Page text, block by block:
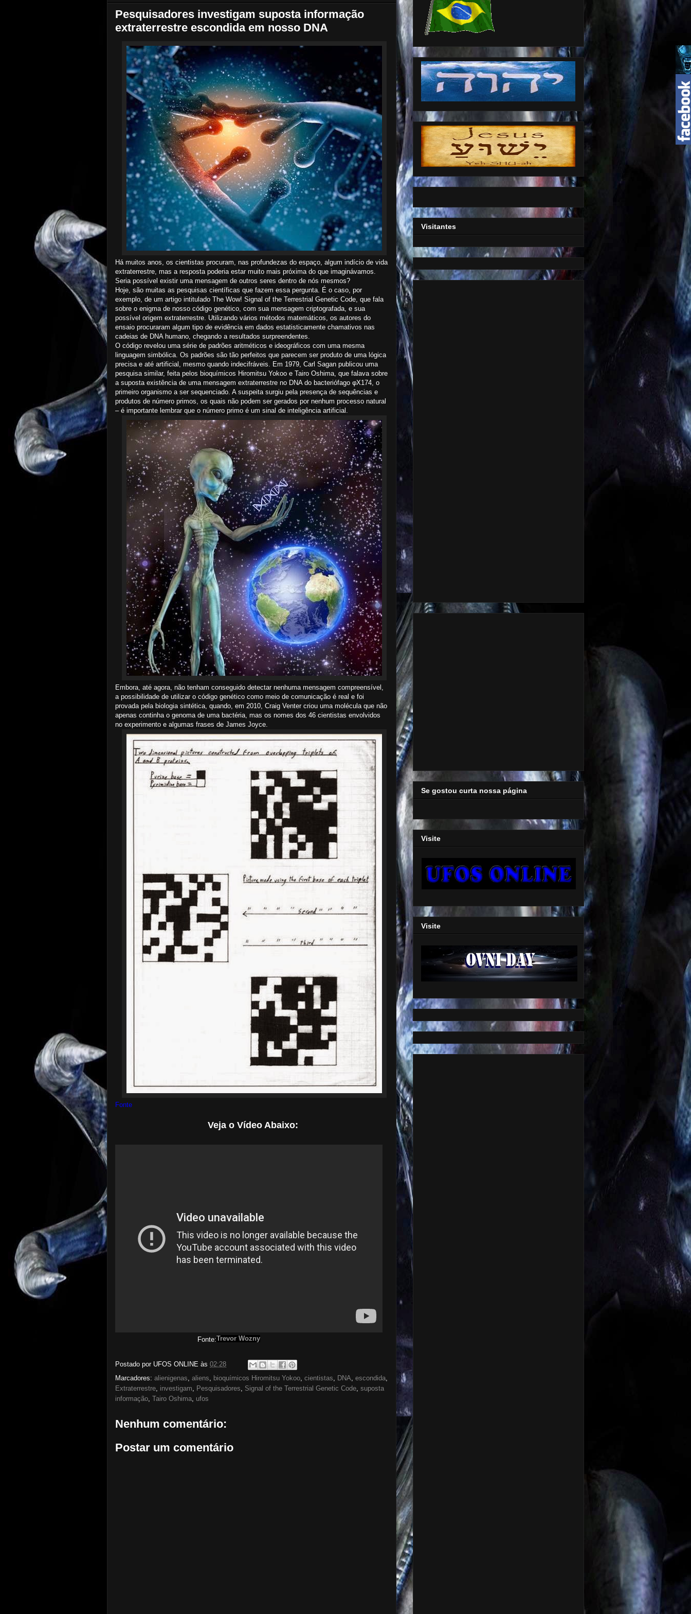
Pesquisadores investigam suposta informação
extraterrestre escondida em nosso DNA
Há muitos anos, os cientistas procuram, nas profundezas do espaço, algum indício de vida
extraterrestre, mas a resposta poderia estar muito mais próxima do que imaginávamos.
Seria possível existir uma mensagem de outros seres dentro de nós mesmos?
Hoje, são muitas as pesquisas científicas que fazem essa pergunta. É o caso, por
exemplo, de um artigo intitulado The Wow! Signal of the Terrestrial Genetic Code, que fala
sobre o enigma de nosso código genético, com sua mensagem criptografada, e sua
possível origem extraterrestre. Utilizando vários métodos matemáticos, os autores do
ensaio procuraram algum tipo de evidência em dados estatisticamente chamativos nas
cadeias de DNA humano, chegando a resultados surpreendentes.
O código revelou uma série de padrões aritméticos e ideográficos com uma mesma
linguagem simbólica. Os padrões são tão perfeitos que parecem ser produto de uma lógica
precisa e até artificial, mesmo quando indecifráveis. Em 1979, Carl Sagan publicou uma
pesquisa similar, feita pelos bioquímicos Hiromitsu Yokoo e Tairo Oshima, que falava sobre
a suposta existência de uma mensagem extraterrestre no DNA do bacteriófago φX174, o
primeiro organismo a ser sequenciado. A suspeita surgiu pela presença de sequências e
produtos de número primos, os quais não podem ser gerados por nenhum processo natural
– é importante lembrar que o número primo é um sinal de inteligência artificial.
Embora, até agora, não tenham conseguido detectar nenhuma mensagem compreensível,
a possibilidade de utilizar o código genético como meio de comunicação é real e foi
provada pela biologia sintética, quando, em 2010, Craig Venter criou uma molécula que não
apenas continha o genoma de uma bactéria, mas os nomes dos 46 cientistas envolvidos
no experimento e algumas frases de James Joyce.
Fonte
Veja o Vídeo Abaixo:
Fonte:Trevor Wozny
Postado por UFOS ONLINE às 02:28
Marcadores: alienigenas, aliens, bioquímicos Hiromitsu Yokoo, cientistas, DNA, escondida,
Extraterrestre, investigam, Pesquisadores, Signal of the Terrestrial Genetic Code, suposta
informação, Tairo Oshima, ufos
Nenhum comentário:
Postar um comentário
Visitantes
Se gostou curta nossa página
Visite
Visite